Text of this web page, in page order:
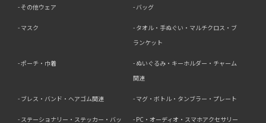
その他ウェア バッグ
マスク
タオル・手ぬぐい・マルチクロス・ブ
ランケット
ポーチ・巾着
ぬいぐるみ・キーホルダー・チャーム
関連
ブレス・バンド・ヘアゴム関連 マグ・ボトル・タンブラー・プレート
ステーショナリー・ステッカー・バッ PC・オーディオ・スマホアクセサリー